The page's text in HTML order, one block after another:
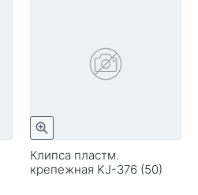
Клипса пластм.
крепежная KJ-376 (50)